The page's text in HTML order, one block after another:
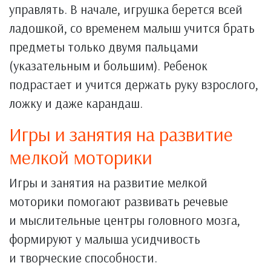
управлять. В начале, игрушка берется всей
ладошкой, со временем малыш учится брать
предметы только двумя пальцами
(указательным и большим). Ребенок
подрастает и учится держать руку взрослого,
ложку и даже карандаш.
Игры и занятия на развитие
мелкой моторики
Игры и занятия на развитие мелкой
моторики помогают развивать речевые
и мыслительные центры головного мозга,
формируют у малыша усидчивость
и творческие способности.